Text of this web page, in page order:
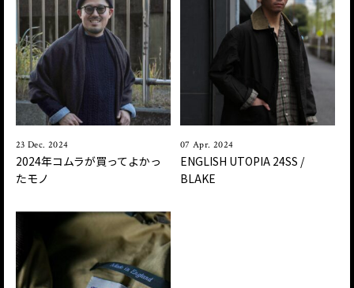
23 Dec. 2024
2024年コムラが買ってよかっ
たモノ
07 Apr. 2024
ENGLISH UTOPIA 24SS /
BLAKE